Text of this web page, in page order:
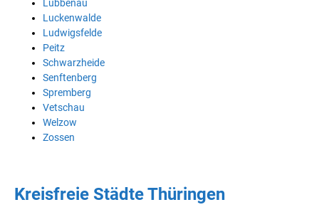
Lübbenau
Luckenwalde
Ludwigsfelde
Peitz
Schwarzheide
Senftenberg
Spremberg
Vetschau
Welzow
Zossen
Kreisfreie Städte Thüringen